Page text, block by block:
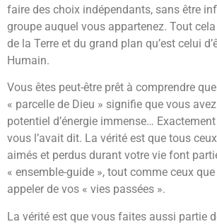
faire des choix indépendants, sans être
groupe auquel vous appartenez. Tout
de la Terre et du grand plan qu’est celui
Humain.
Vous êtes peut-être prêt à comprendre
« parcelle de Dieu » signifie que vous
potentiel d’énergie immense…
vous l’avait dit. La vérité est que tous
aimés et perdus durant votre vie font
« ensemble-guide », tout comme ceux
appeler de vos « vies passées ».
La vérité est que vous faites aussi partie